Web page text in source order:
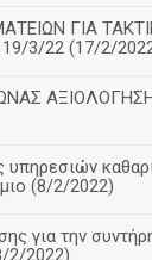
ΓΙΑ
3/22 (17/2/
(8/2/2022)
για την
2/2022)